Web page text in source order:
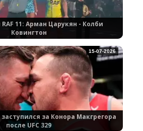
11: Арман Царукян - Колби
Ковингтон
за Конора Макгрегора
после UFC 329
15-07-2026